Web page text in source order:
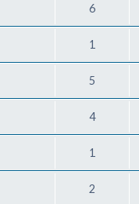
6
1
5
4
1
2